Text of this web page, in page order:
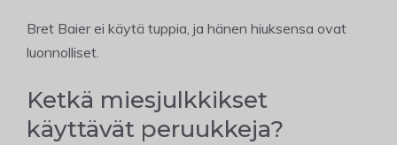
Bret Baier ei käytä tuppia, ja hänen hiuksensa ovat
luonnolliset.
Ketkä miesjulkkikset
käyttävät peruukkeja?